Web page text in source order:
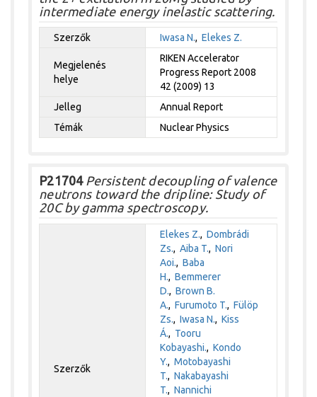
intermediate energy inelastic scattering.
Szerzők Iwasa N.,Elekes Z.
Megjelenés
helye
RIKEN Accelerator
Progress Report 2008
42 (2009) 13
Jelleg
Annual Report
Témák
Nuclear Physics
P21704Persistent decoupling of valence
neutrons toward the dripline: Study of
20C by gamma spectroscopy.
Szerzők
Elekes Z.,Dombrádi
Zs.,Aiba T.,Nori
Aoi.,Baba
H.,Bemmerer
D.,Brown B.
A.,Furumoto T.,Fülöp
Zs.,Iwasa N.,Kiss
Á., Tooru
Kobayashi.,Kondo
Y.,Motobayashi
T.,Nakabayashi
T.,Nannichi